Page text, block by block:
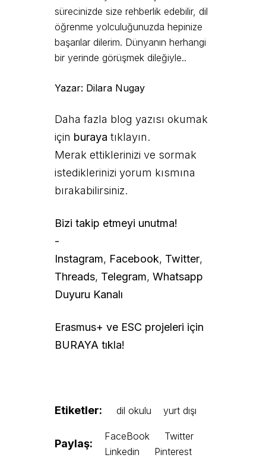
sürecinizde size rehberlik edebilir, dil
öğrenme yolculuğunuzda hepinize
başarılar dilerim. Dünyanın herhangi
bir yerinde görüşmek dileğiyle..
Yazar: Dilara Nugay
Daha fazla blog yazısı okumak
için buraya tıklayın.
Merak ettiklerinizi ve sormak
istediklerinizi yorum kısmına
bırakabilirsiniz.
Bizi takip etmeyi unutma!
-
Instagram, Facebook, Twitter,
Threads, Telegram, Whatsapp
Duyuru Kanalı
Erasmus+ ve ESC projeleri için
BURAYA tıkla!
Etiketler: dil okulu yurt dışı
Paylaş:
FaceBook
Twitter
Linkedin
Pinterest